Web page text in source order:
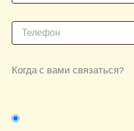
Когда с вами связаться?